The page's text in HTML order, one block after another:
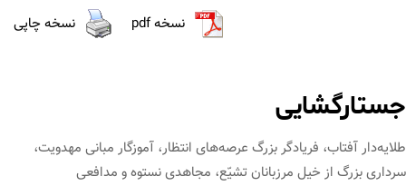
نسخه pdf نسخه چاپی
جستارگشایی
طلایه‌دار آفتاب، فریادگر بزرگ عرصه‌های انتظار، آموزگار مبانی مهدویت،
سرداری بزرگ از خیل مرزبانان تشیّع، مجاهدی نستوه و مدافعی